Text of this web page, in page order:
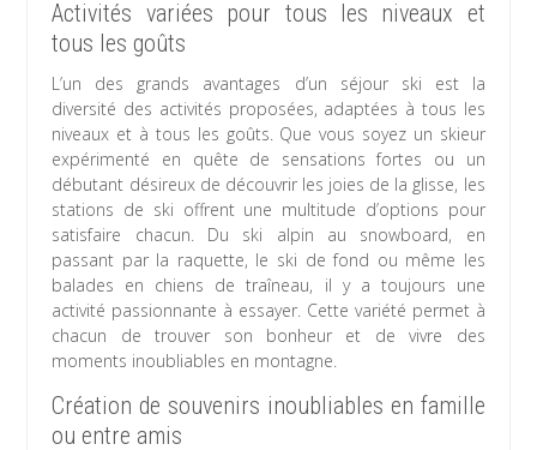
Activités variées pour tous les niveaux et
tous les goûts
L’un des grands avantages d’un séjour ski est la
diversité des activités proposées, adaptées à tous les
niveaux et à tous les goûts. Que vous soyez un skieur
expérimenté en quête de sensations fortes ou un
débutant désireux de découvrir les joies de la glisse, les
stations de ski offrent une multitude d’options pour
satisfaire chacun. Du ski alpin au snowboard, en
passant par la raquette, le ski de fond ou même les
balades en chiens de traîneau, il y a toujours une
activité passionnante à essayer. Cette variété permet à
chacun de trouver son bonheur et de vivre des
moments inoubliables en montagne.
Création de souvenirs inoubliables en famille
ou entre amis